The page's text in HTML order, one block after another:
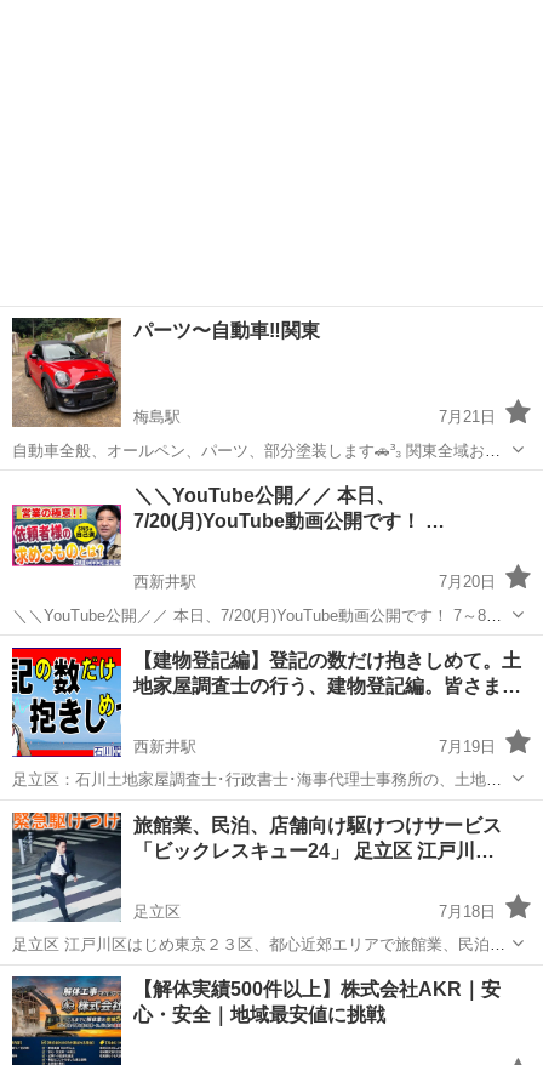
パーツ〜自動車‼️関東
梅島駅
7月21日
自動車全般、オールペン、パーツ、部分塗装します🚗³₃ 関東全域お問
い合わせお待ちしております☺️ その他
＼＼YouTube公開／／ 本日、
7/20(月)YouTube動画公開です！ …
西新井駅
7月20日
＼＼YouTube公開／／ 本日、7/20(月)YouTube動画公開です！ 7～8年
前に追い返された会社へリベンジ訪問！結果は惨敗…。 それでも来月
また行くつもりです。営業で一番大切なのは○○でした😊。 ...
東京 足立区 西新井駅 その他 YouTube
【建物登記編】登記の数だけ抱きしめて。土
地家屋調査士の行う、建物登記編。皆さま…
西新井駅
7月19日
足立区：石川土地家屋調査士･行政書士･海事代理士事務所の、土地家
屋調査士･宅地建物取引士・海事代理士：石川温彦です。 『登記の数
だけ抱きしめて』土地家屋調査士の行う、建物登記編。皆さまに、あ
まり知られていない、土地家屋...
東京 足立区 西新井駅 その他 建物
旅館業、民泊、店舗向け駆けつけサービス
「ビックレスキュー24」 足立区 江戸川…
足立区
7月18日
足立区 江戸川区はじめ東京２３区、都心近郊エリアで旅館業、民泊を
お考えの方、店舗の緊急対応をお求めの方！ ●登録費：15,000円(税別)
※HP要確認 ・同じ集合住宅であれば3室まで有効 ・登録費は正式なご
依...
東京 足立区 その他 建物
【解体実績500件以上】株式会社AKR｜安
心・安全｜地域最安値に挑戦